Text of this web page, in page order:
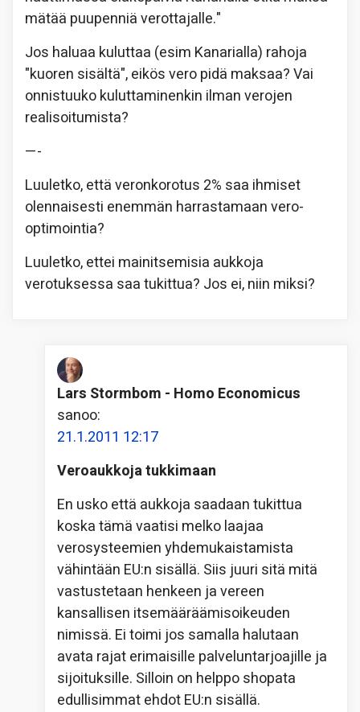
mätää puupenniä verottajalle."
Jos haluaa kuluttaa (esim Kanarialla) rahoja
"kuoren sisältä", eikös vero pidä maksaa? Vai
onnistuuko kuluttaminenkin ilman verojen
realisoitumista?
—-
Luuletko, että veronkorotus 2% saa ihmiset
olennaisesti enemmän harrastamaan vero-
optimointia?
Luuletko, ettei mainitsemisia aukkoja
verotuksessa saa tukittua? Jos ei, niin miksi?
Lars Stormbom - Homo Economicus
sanoo:
21.1.2011 12:17
Veroaukkoja tukkimaan
En usko että aukkoja saadaan tukittua
koska tämä vaatisi melko laajaa
verosysteemien yhdemukaistamista
vähintään EU:n sisällä. Siis juuri sitä mitä
vastustetaan henkeen ja vereen
kansallisen itsemääräämisoikeuden
nimissä. Ei toimi jos samalla halutaan
avata rajat erimaisille palveluntarjoajille ja
sijoituksille. Silloin on helppo shopata
edullisimmat ehdot EU:n sisällä.